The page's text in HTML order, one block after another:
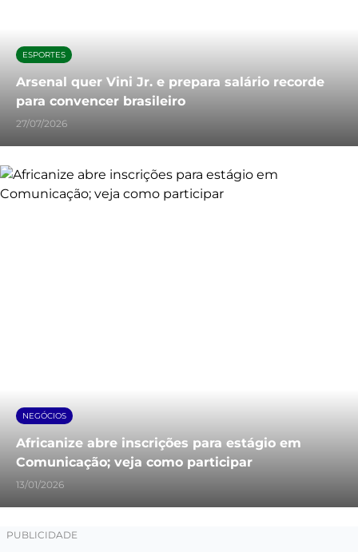
ESPORTES
Arsenal quer Vini Jr. e prepara salário recorde
para convencer brasileiro
27/07/2026
NEGÓCIOS
Africanize abre inscrições para estágio em
Comunicação; veja como participar
13/01/2026